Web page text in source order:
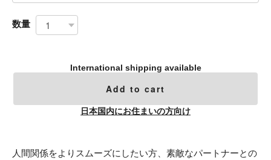
数量
International shipping available
Add to cart
日本国内にお住まいの方向け
人間関係をよりスムーズにしたい方、素敵なパートナーとの